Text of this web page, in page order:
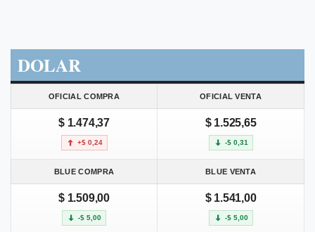
DOLAR
OFICIAL COMPRA OFICIAL VENTA
$ 1.474,37
+$ 0,24
$ 1.525,65
-$ 0,31
BLUE COMPRA BLUE VENTA
$ 1.509,00
-$ 5,00
$ 1.541,00
-$ 5,00